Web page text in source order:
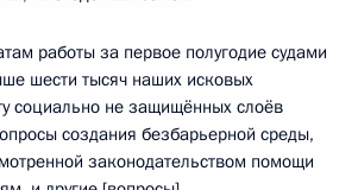
работы за первое полугодие судами
шести тысяч наших исковых
социально не защищённых слоёв
создания безбарьерной среды,
законодательством помощи